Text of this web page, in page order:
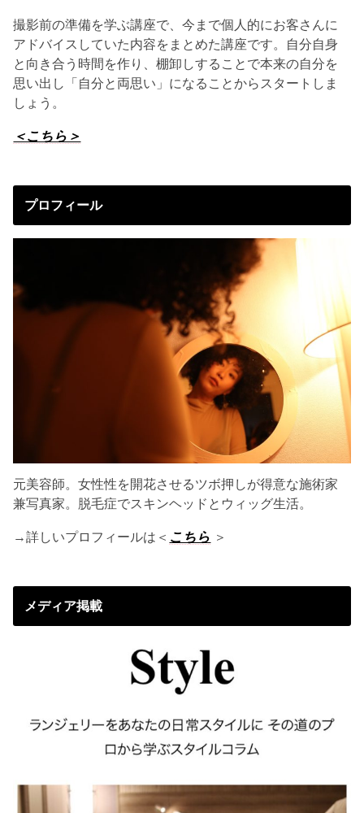
撮影前の準備を学ぶ講座で、今まで個人的にお客さんに
アドバイスしていた内容をまとめた講座です。自分自身
と向き合う時間を作り、棚卸しすることで本来の自分を
思い出し「自分と両思い」になることからスタートしま
しょう。
＜こちら＞
プロフィール
元美容師。女性性を開花させるツボ押しが得意な施術家
兼写真家。脱毛症でスキンヘッドとウィッグ生活。
→詳しいプロフィールは＜ こちら ＞
メディア掲載